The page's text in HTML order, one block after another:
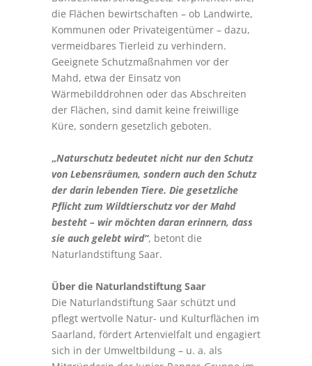
die Flächen bewirtschaften – ob Landwirte,
Kommunen oder Privateigentümer – dazu,
vermeidbares Tierleid zu verhindern.
Geeignete Schutzmaßnahmen vor der
Mahd, etwa der Einsatz von
Wärmebilddrohnen oder das Abschreiten
der Flächen, sind damit keine freiwillige
Küre, sondern gesetzlich geboten.
„Naturschutz bedeutet nicht nur den Schutz
von Lebensräumen, sondern auch den Schutz
der darin lebenden Tiere. Die gesetzliche
Pflicht zum Wildtierschutz vor der Mahd
besteht – wir möchten daran erinnern, dass
sie auch gelebt wird“, betont die
Naturlandstiftung Saar.
Über die Naturlandstiftung Saar
Die Naturlandstiftung Saar schützt und
pflegt wertvolle Natur- und Kulturflächen im
Saarland, fördert Artenvielfalt und engagiert
sich in der Umweltbildung – u. a. als